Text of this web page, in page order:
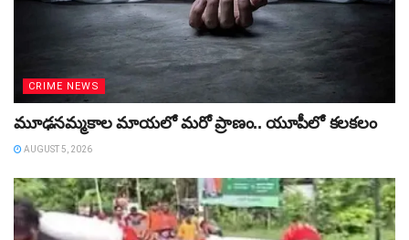
CRIME NEWS
మూఢనమ్మకాల మాయలో మరో ప్రాణం.. యూపీలో కలకలం
AUGUST 5, 2026